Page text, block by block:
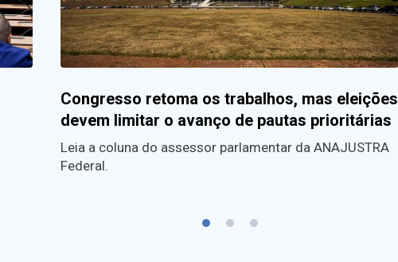
Congresso retoma os trabalhos, mas eleições
devem limitar o avanço de pautas prioritárias
Leia a coluna do assessor parlamentar da ANAJUSTRA
Federal.